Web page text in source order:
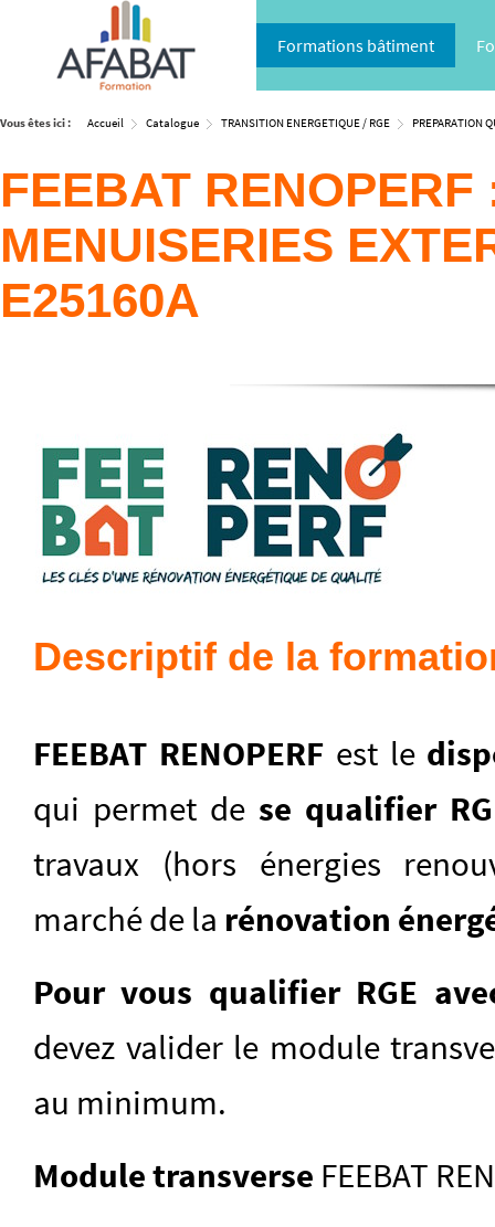
Formations bâtiment
Vous êtes ici : Accueil Catalogue TRANSITION ENERGETIQUE / RGE PREPARATION
FEEBAT
MENUISERIES
E25160A
Descriptif de la
FEEBAT RENOPERFest le
qui permet de se qualifier
travaux (hors énergies
marché de la rénovation
Pour vous qualifier RGE avec
devez valider le module
au minimum.
Module transverse FEEBAT